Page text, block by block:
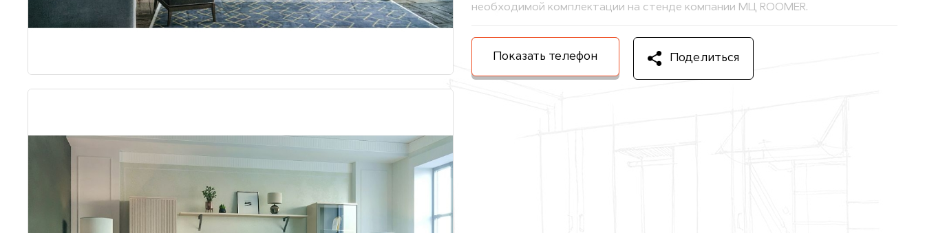
необходимой комплектации на стенде компании МЦ ROOMER.
Показать телефон Поделиться